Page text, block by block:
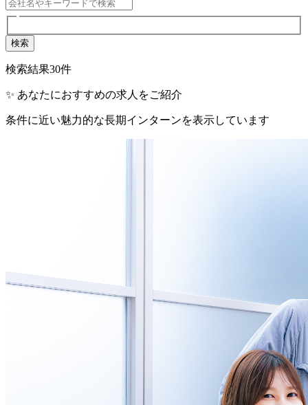
検索
検索結果30件
✨ あなたにおすすめの求人をご紹介
条件に近い魅力的な長期インターンを表示しています